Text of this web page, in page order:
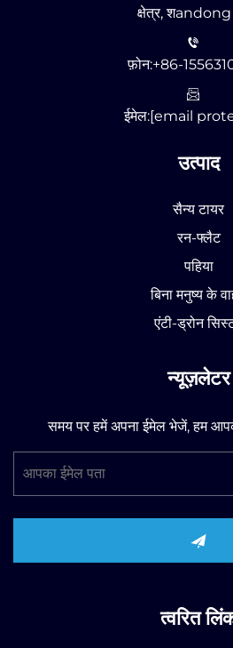
क्षेत्र, शandong
फ़ोन:+86-
ईमेल:[email
उत्पाद
सैन्य टायर
रन-फ्लैट
पहिया
बिना मनुष्य के
एंटी-ड्रोन
न्यूज़लेटर
समय पर हमें अपना ईमेल भेजें, हम
त्वरित